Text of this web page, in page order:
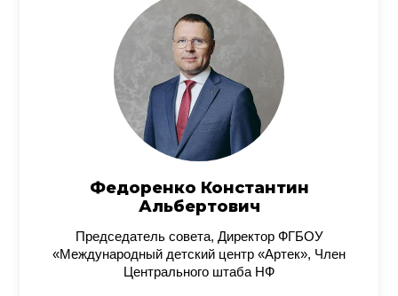
Федоренко Константин
Альбертович
Председатель совета, Директор ФГБОУ
«Международный детский центр «Артек», Член
Центрального штаба НФ